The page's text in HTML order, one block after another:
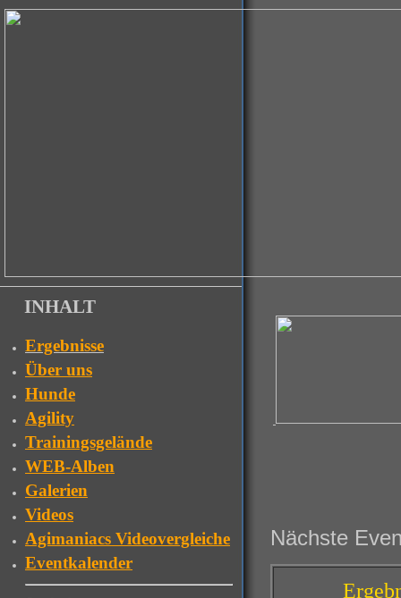
INHALT
Ergebnisse
Über uns
Hunde
Agility
Trainingsgelände
WEB-Alben
Galerien
Videos
Agimaniacs Videovergleiche
Eventkalender
Nächste